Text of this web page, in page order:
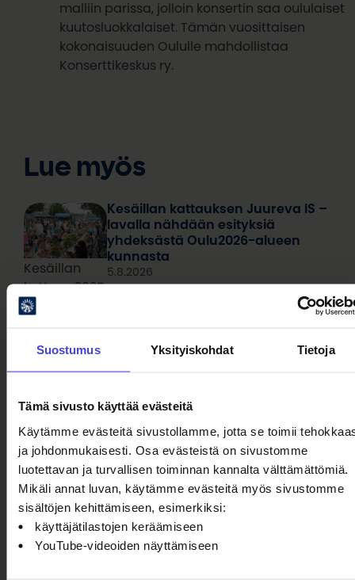
Suostumus Yksityiskohdat Tietoja
Tämä sivusto käyttää evästeitä
Käytämme evästeitä sivustollamme, jotta se toimii
ja johdonmukaisesti. Osa evästeistä on sivustomme
luotettavan ja turvallisen toiminnan kannalta välttämättömiä.
Mikäli annat luvan, käytämme evästeitä myös sivustomme
sisältöjen kehittämiseen, esimerkiksi:
käyttäjätilastojen keräämiseen
YouTube-videoiden näyttämiseen
malliin parissa, jolloin konsertin saa oululaiset
kuutosluokkalaiset. Tämän vuosittaisen
kokonaisuuden Oululle mahdollistaa
Konserttikeskus ry.
Lue myös
Kesäillan
kattaus 2025.
Kuva: Kevin
Kesäillan kattauksen Juureva IS –
lavalla nähdään esityksiä
yhdeksästä Oulu2026-alueen
kunnasta
5.8.2026
Taanilan 22-
Pistepirkolle
ohjaama
ikoninen
musiikkivideo
Birdy on
nähtävillä
Korvamato-
kuraattoritapaaminen elokuussa
4.8.2026